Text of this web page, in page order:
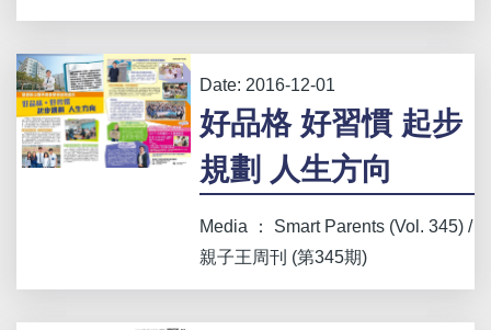
Date: 2016-12-01
好品格 好習慣 起步
規劃 人生方向
Media ： Smart Parents (Vol. 345) /
親子王周刊 (第345期)